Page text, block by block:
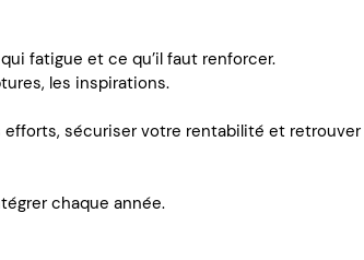
fatigue et ce qu’il faut renforcer.
les inspirations.
sécuriser votre rentabilité et retrouver
chaque année.